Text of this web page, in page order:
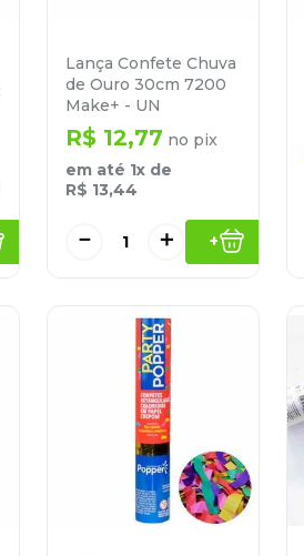
Lança Confete Chuva
de Ouro 30cm 7200
Make+ - UN
R$ 12,77 no pix
em até 1x de
R$ 13,44
＋
－ +